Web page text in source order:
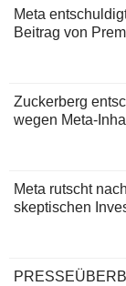
Meta
Beitrag von
Zuckerberg
wegen Meta-
Meta rutscht
skeptischen